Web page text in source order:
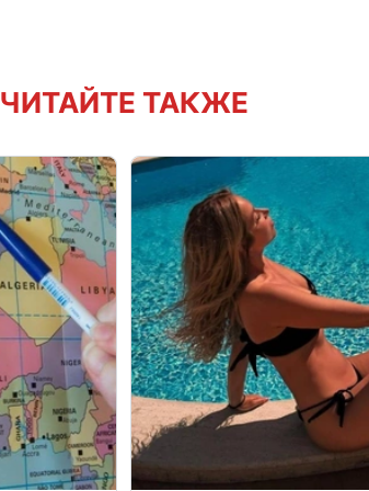
ЧИТАЙТЕ ТАКЖЕ